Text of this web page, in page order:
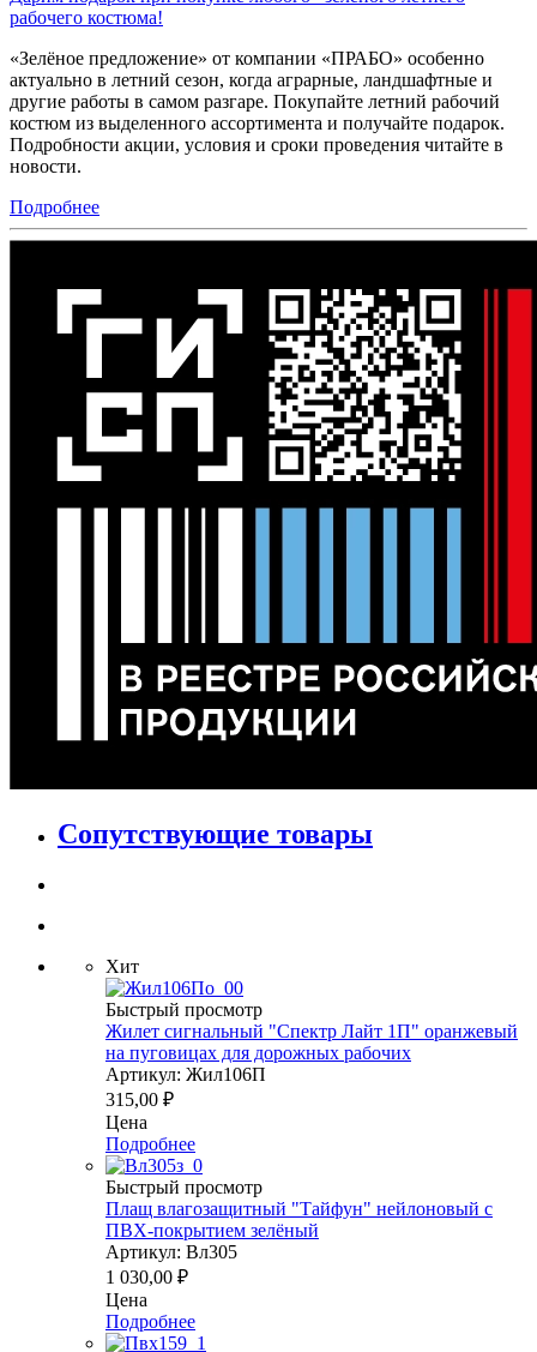
рабочего костюма!
«Зелёное предложение» от компании «ПРАБО» особенно
актуально в летний сезон, когда аграрные, ландшафтные и
другие работы в самом разгаре. Покупайте летний рабочий
костюм из выделенного ассортимента и получайте подарок.
Подробности акции, условия и сроки проведения читайте в
новости.
Подробнее
Сопутствующие товары
Хит
Быстрый просмотр
Жилет сигнальный "Спектр Лайт 1П" оранжевый
на пуговицах для дорожных рабочих
Артикул: Жил106П
315,00 ₽
Цена
Подробнее
Быстрый просмотр
Плащ влагозащитный "Тайфун" нейлоновый с
ПВХ-покрытием зелёный
Артикул: Вл305
1 030,00 ₽
Цена
Подробнее